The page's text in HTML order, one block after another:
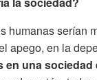
humanas serían
apego, en la
en una sociedad